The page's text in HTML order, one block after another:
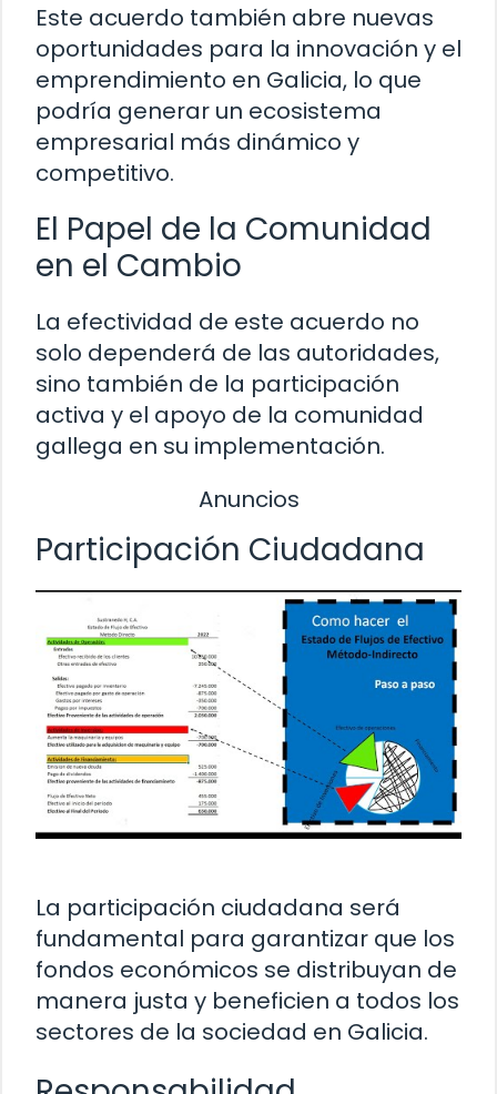
Este acuerdo también abre nuevas
oportunidades para la innovación y el
emprendimiento en Galicia, lo que
podría generar un ecosistema
empresarial más dinámico y
competitivo.
El Papel de la Comunidad
en el Cambio
La efectividad de este acuerdo no
solo dependerá de las autoridades,
sino también de la participación
activa y el apoyo de la comunidad
gallega en su implementación.
Anuncios
Participación Ciudadana
La participación ciudadana será
fundamental para garantizar que los
fondos económicos se distribuyan de
manera justa y beneficien a todos los
sectores de la sociedad en Galicia.